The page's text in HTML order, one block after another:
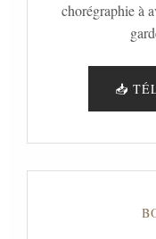
chorégraphie à
📥